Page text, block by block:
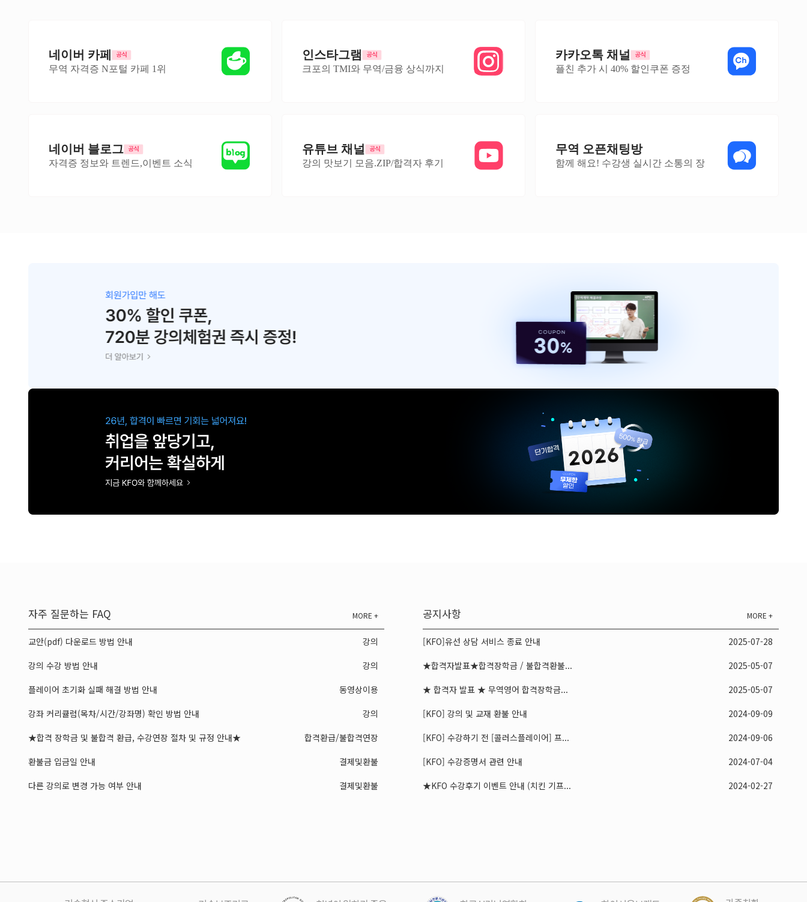
네이버 카페
무역 자격증 N포털 카페 1위
인스타그램
크포의 TMI와 무역/금융 상식까지
카카오톡 채널
플친 추가 시 40% 할인쿠폰 증정
네이버 블로그
자격증 정보와 트렌드,이벤트 소식
유튜브 채널
강의 맛보기 모음.ZIP/합격자 후기
무역 오픈채팅방
함께 해요! 수강생 실시간 소통의 장
자주 질문하는 FAQ MORE +
교안(pdf) 다운로드 방법 안내
강의
강의 수강 방법 안내
강의
플레이어 초기화 실패 해결 방법 안내
동영상이용
강좌 커리큘럼(목차/시간/강좌명) 확인 방법 안내
강의
★합격 장학금 및 불합격 환급, 수강연장 절차 및 규정 안내★
합격환급/불합격연장
환불금 입금일 안내
결제및환불
다른 강의로 변경 가능 여부 안내
결제및환불
공지사항 MORE +
[KFO]유선 상담 서비스 종료 안내
2025-07-28
★합격자발표★합격장학금 / 불합격환불...
2025-05-07
★ 합격자 발표 ★ 무역영어 합격장학금...
2025-05-07
[KFO] 강의 및 교재 환불 안내
2024-09-09
[KFO] 수강하기 전 [콜러스플레이어] 프...
2024-09-06
[KFO] 수강증명서 관련 안내
2024-07-04
★KFO 수강후기 이벤트 안내 (치킨 기프...
2024-02-27